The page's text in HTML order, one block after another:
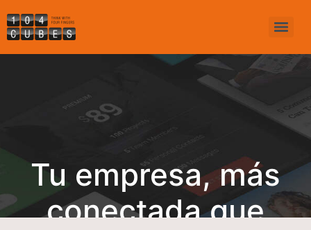
Tu empresa, más
conectada que